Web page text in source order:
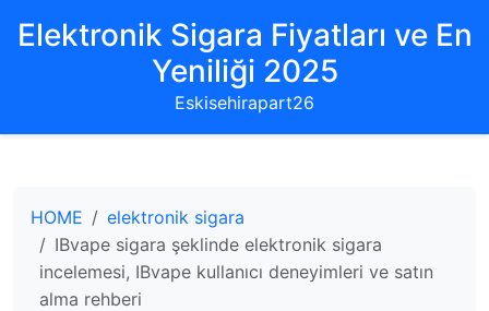
Elektronik Sigara Fiyatları ve En
Yeniliği 2025
Eskisehirapart26
HOME
elektronik sigara
IBvape sigara şeklinde elektronik sigara
incelemesi, IBvape kullanıcı deneyimleri ve satın
alma rehberi